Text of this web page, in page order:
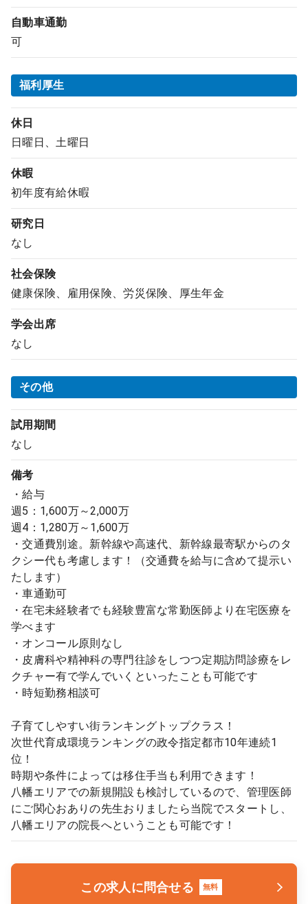
自動車通勤
可
福利厚生
休日
日曜日、土曜日
休暇
初年度有給休暇
研究日
なし
社会保険
健康保険、雇用保険、労災保険、厚生年金
学会出席
なし
その他
試用期間
なし
備考
・給与
週5：1,600万～2,000万
週4：1,280万～1,600万
・交通費別途。新幹線や高速代、新幹線最寄駅からのタ
クシー代も考慮します！（交通費を給与に含めて提示い
たします）
・車通勤可
・在宅未経験者でも経験豊富な常勤医師より在宅医療を
学べます
・オンコール原則なし
・皮膚科や精神科の専門往診をしつつ定期訪問診療をレ
クチャー有で学んでいくといったことも可能です
・時短勤務相談可
子育てしやすい街ランキングトップクラス！
次世代育成環境ランキングの政令指定都市10年連続1
位！
時期や条件によっては移住手当も利用できます！
八幡エリアでの新規開設も検討しているので、管理医師
にご関心おありの先生おりましたら当院でスタートし、
八幡エリアの院長へということも可能です！
この求人に問合せる 無料